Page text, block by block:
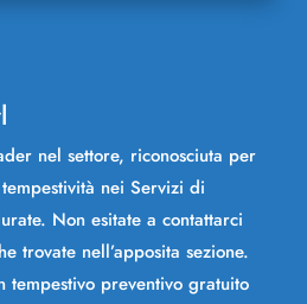
nel settore, riconosciuta per
nei Servizi di
Non esitate a contattarci
trovate nell’apposita sezione.
preventivo gratuito